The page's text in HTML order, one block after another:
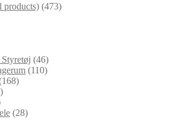
products) (473)
(46)
(110)
(28)